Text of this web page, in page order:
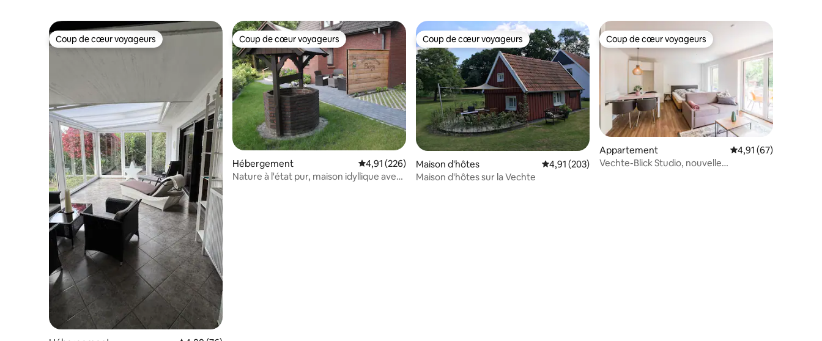
Coup de cœur voyageurs
Coup de cœur voyageurs Coup de cœur voyageurs
Coup de cœur voyageurs
Hébergement Évaluation moyenne sur la base de 226 commentaires : 4,91 sur 5
4,91 (226)
Nature à l'état pur, maison idyllique avec
Coup de cœur voyageurs
Coup de cœur voyageurs
Maison d'hôtes Évaluation moyenne sur la base de 203 commentaires : 4,91 sur 5
4,91 (203)
Maison d'hôtes sur la Vechte
Coup de cœur voyageurs
Coup de cœur voyageurs
Appartement Évaluation moyenne
4,91 (67)
Vechte-Blick Studio, nouvelle